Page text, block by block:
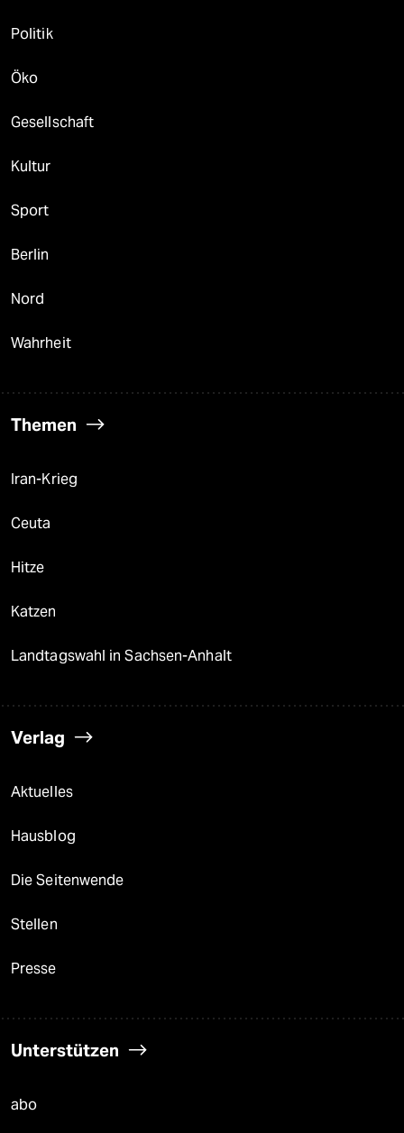
Politik
Öko
Gesellschaft
Kultur
Sport
Berlin
Nord
Wahrheit
Themen
Iran-Krieg
Ceuta
Hitze
Katzen
Landtagswahl in Sachsen-Anhalt
Verlag
Aktuelles
Hausblog
Die Seitenwende
Stellen
Presse
Unterstützen
abo